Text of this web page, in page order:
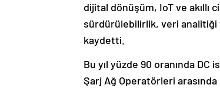
dijital dönüşüm, IoT ve
sürdürülebilirlik, veri analitiği
kaydetti.
Bu yıl yüzde 90 oranında
Şarj Ağ Operatörleri